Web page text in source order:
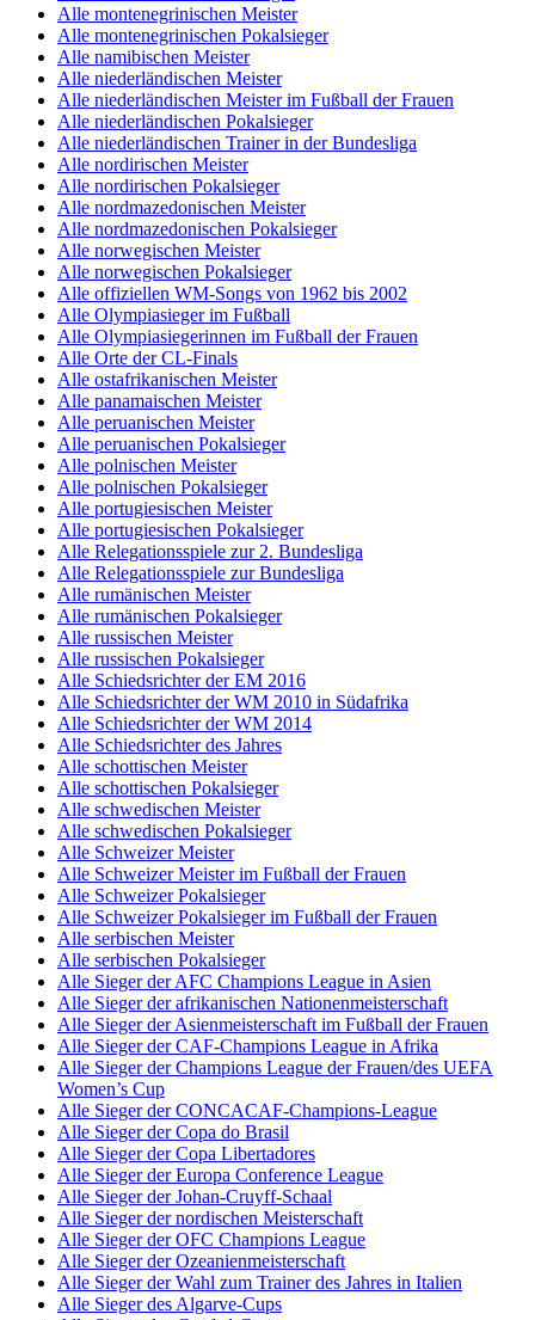
Alle montenegrinischen Meister
Alle montenegrinischen Pokalsieger
Alle namibischen Meister
Alle niederländischen Meister
Alle niederländischen Meister im Fußball der Frauen
Alle niederländischen Pokalsieger
Alle niederländischen Trainer in der Bundesliga
Alle nordirischen Meister
Alle nordirischen Pokalsieger
Alle nordmazedonischen Meister
Alle nordmazedonischen Pokalsieger
Alle norwegischen Meister
Alle norwegischen Pokalsieger
Alle offiziellen WM-Songs von 1962 bis 2002
Alle Olympiasieger im Fußball
Alle Olympiasiegerinnen im Fußball der Frauen
Alle Orte der CL-Finals
Alle ostafrikanischen Meister
Alle panamaischen Meister
Alle peruanischen Meister
Alle peruanischen Pokalsieger
Alle polnischen Meister
Alle polnischen Pokalsieger
Alle portugiesischen Meister
Alle portugiesischen Pokalsieger
Alle Relegationsspiele zur 2. Bundesliga
Alle Relegationsspiele zur Bundesliga
Alle rumänischen Meister
Alle rumänischen Pokalsieger
Alle russischen Meister
Alle russischen Pokalsieger
Alle Schiedsrichter der EM 2016
Alle Schiedsrichter der WM 2010 in Südafrika
Alle Schiedsrichter der WM 2014
Alle Schiedsrichter des Jahres
Alle schottischen Meister
Alle schottischen Pokalsieger
Alle schwedischen Meister
Alle schwedischen Pokalsieger
Alle Schweizer Meister
Alle Schweizer Meister im Fußball der Frauen
Alle Schweizer Pokalsieger
Alle Schweizer Pokalsieger im Fußball der Frauen
Alle serbischen Meister
Alle serbischen Pokalsieger
Alle Sieger der AFC Champions League in Asien
Alle Sieger der afrikanischen Nationenmeisterschaft
Alle Sieger der Asienmeisterschaft im Fußball der Frauen
Alle Sieger der CAF-Champions League in Afrika
Alle Sieger der Champions League der Frauen/des UEFA
Women’s Cup
Alle Sieger der CONCACAF-Champions-League
Alle Sieger der Copa do Brasil
Alle Sieger der Copa Libertadores
Alle Sieger der Europa Conference League
Alle Sieger der Johan-Cruyff-Schaal
Alle Sieger der nordischen Meisterschaft
Alle Sieger der OFC Champions League
Alle Sieger der Ozeanienmeisterschaft
Alle Sieger der Wahl zum Trainer des Jahres in Italien
Alle Sieger des Algarve-Cups